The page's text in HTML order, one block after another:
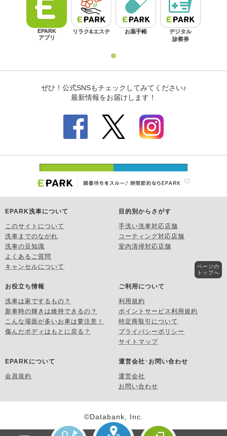
EPARK洗車について
このサイトについて
洗車までのながれ
洗車の豆知識
よくあるご質問
キャンセルについて
目的別からさがす
手洗い洗車対応店舗
コーティング対応店舗
室内清掃対応店舗
お役立ち情報
洗車は家でするもの？
新車時の輝きは維持できるの？
こんな場面が多いお車は要注意！
傷んだボディはもとに戻る？
ご利用について
利用規約
ポイントサービス利用規約
特定商取引について
プライバシーポリシー
サイトマップ
EPARKについて
会員規約
運営会社･お問い合わせ
運営会社
お問い合わせ
©Databank, Inc.
ページの
トップへ